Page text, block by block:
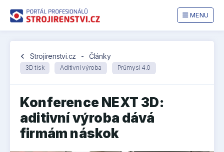
MENU
chevron_left Strojirenstvi.cz - Články
3D tisk Aditivní výroba Průmysl 4.0
Konference NEXT 3D:
aditivní výroba dává
firmám náskok